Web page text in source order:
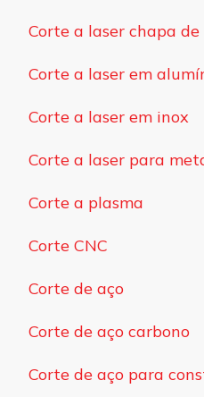
Corte a laser chapa de
Corte a laser em
Corte a laser em inox
Corte a laser para
Corte a plasma
Corte CNC
Corte de aço
Corte de aço carbono
Corte de aço para